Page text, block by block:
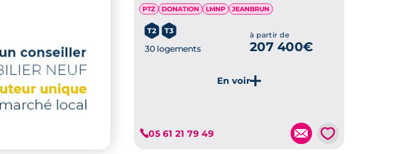
PTZ DONATION LMNP JEANBRUN
T2 T3
30 logements
à partir de
207 400€
05 61 21 79 49 💗